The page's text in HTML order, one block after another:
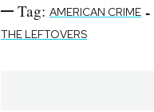
Tag: AMERICAN CRIME -
THE LEFTOVERS